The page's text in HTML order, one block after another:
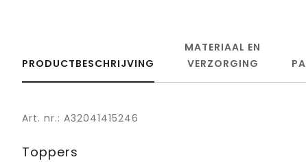
PRODUCTBESCHRIJVING
MATERIAAL EN
VERZORGING
Art. nr.: A32041415246
Toppers